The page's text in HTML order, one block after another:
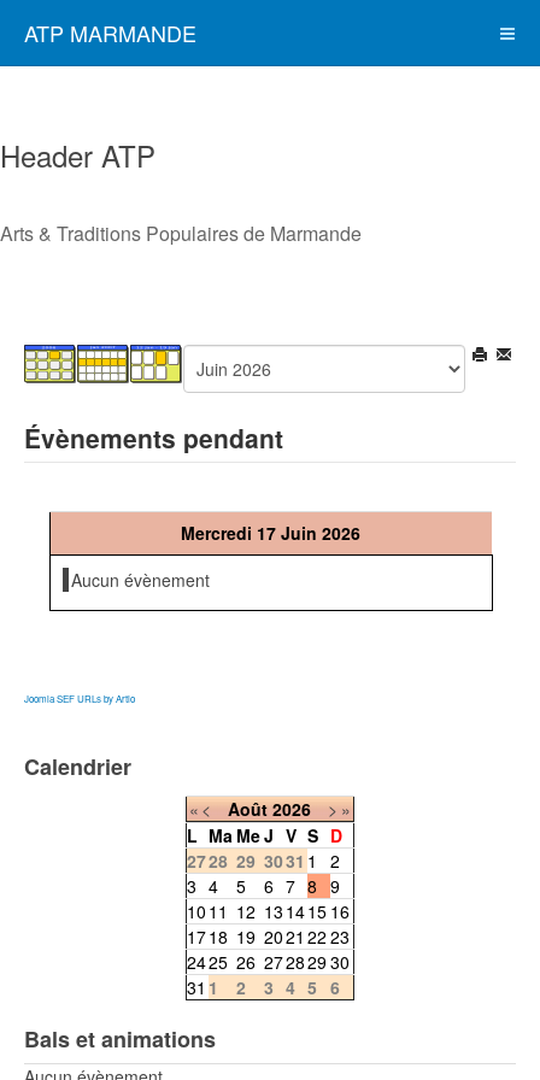
ATP MARMANDE
Header ATP
Arts & Traditions Populaires de Marmande
Évènements pendant
Mercredi 17 Juin 2026
Aucun évènement
Joomla SEF URLs by Artio
Calendrier
«< Août 2026 >»
L Ma MeJ V S D
2728 29 3031 1
2
3 4 5 6 7 8 9
10 11 12 13 1415 16
1718 19 2021 22 23
2425 26 27282930
31 1 2 3 4 5 6
Bals et animations